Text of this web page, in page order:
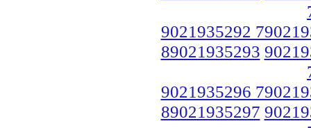
9021935292
89021935293
9021935296
89021935297